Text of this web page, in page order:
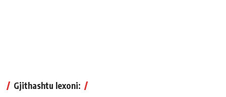
Gjithashtu lexoni: